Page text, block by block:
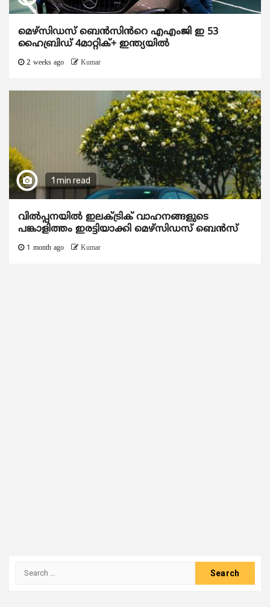
മെഴ്‌സിഡസ് ബെൻസിൻറെ എഎംജി ഇ 53
ഹൈബ്രിഡ് 4മാറ്റിക്+ ഇന്ത്യയിൽ
2 weeks ago Kumar
1 min read
വിൽപ്പനയിൽ ഇലക്ട്രിക് വാഹനങ്ങളുടെ
പങ്കാളിത്തം ഇരട്ടിയാക്കി മെഴ്‌സിഡസ് ബെൻസ്
1 month ago Kumar
Search